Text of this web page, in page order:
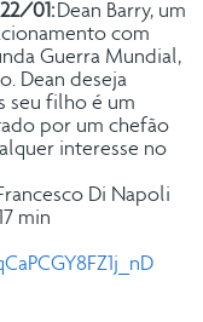
01:Dean Barry, um
com
Guerra Mundial,
Dean deseja
seu filho é um
por um chefão
interesse no
Di Napoli
min